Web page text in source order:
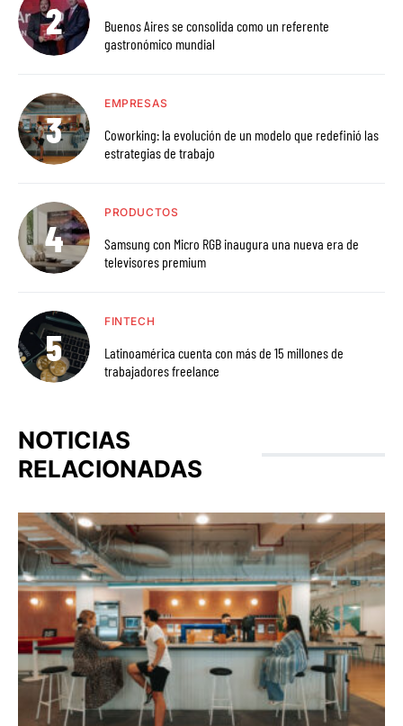
Buenos Aires se consolida como un referente
gastronómico mundial
EMPRESAS
Coworking: la evolución de un modelo que redefinió las
estrategias de trabajo
PRODUCTOS
Samsung con Micro RGB inaugura una nueva era de
televisores premium
FINTECH
Latinoamérica cuenta con más de 15 millones de
trabajadores freelance
NOTICIAS
RELACIONADAS